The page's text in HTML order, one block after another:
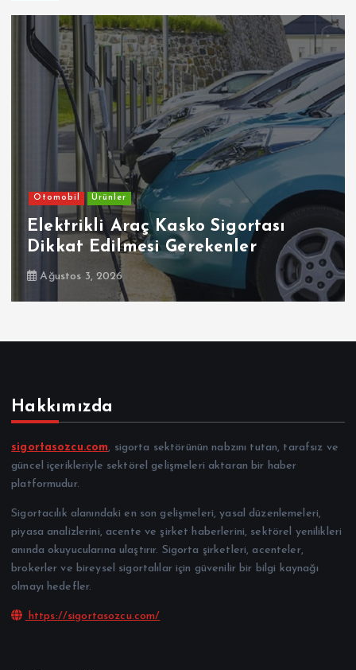
Otomobil Ürünler
Elektrikli Araç Kasko Sigortası
Dikkat Edilmesi Gerekenler
Ağustos 3, 2026
Hakkımızda
sigortasozcu.com, sigorta sektörünün nabzını tutan, tarafsız ve
güncel içerikleriyle sektörel gelişmeleri aktaran bir haber
platformudur.
Sigortacılık alanındaki en son gelişmeleri, yasal düzenlemeleri,
piyasa analizlerini, acente ve şirket haberlerini, sektörel yenilikleri
anında okuyucularına ulaştırır. Sigorta şirketleri, acenteler,
brokerler ve bireysel sigortalılar için güvenilir bir bilgi kaynağı
olmayı hedefler.
https://sigortasozcu.com/